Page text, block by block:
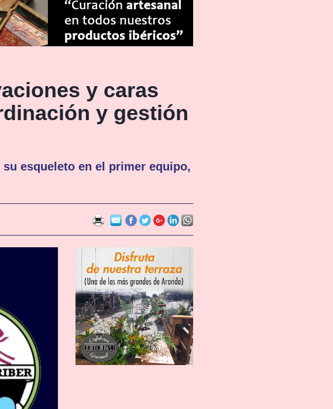
y caras
y gestión
esqueleto en el primer equipo,